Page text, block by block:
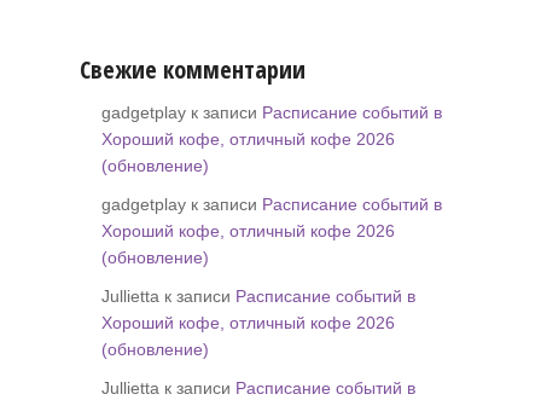
Свежие комментарии
gadgetplay к записи Расписание событий в
Хороший кофе, отличный кофе 2026
(обновление)
gadgetplay к записи Расписание событий в
Хороший кофе, отличный кофе 2026
(обновление)
Jullietta к записи Расписание событий в
Хороший кофе, отличный кофе 2026
(обновление)
Jullietta к записи Расписание событий в